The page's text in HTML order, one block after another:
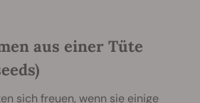
aus einer Tüte
sich freuen, wenn sie einige